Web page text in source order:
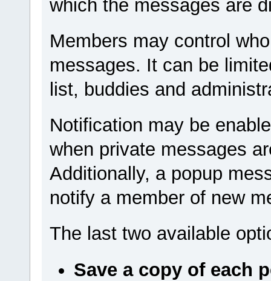
which the messages are
Members may control
messages. It can be
list, buddies and
Notification may be
when private messages
Additionally, a popup
notify a member of new
The last two available
Save a copy of each